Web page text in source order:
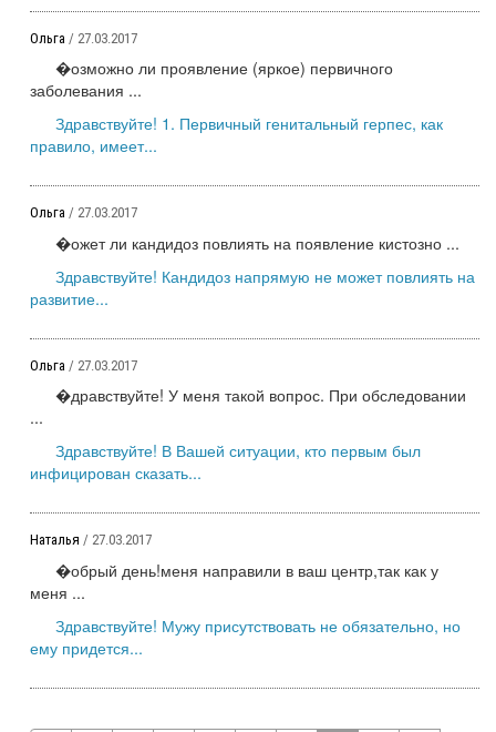
Ольга / 27.03.2017
�озможно ли проявление (яркое) первичного
заболевания ...
Здравствуйте! 1. Первичный генитальный герпес, как
правило, имеет...
Ольга / 27.03.2017
�ожет ли кандидоз повлиять на появление кистозно ...
Здравствуйте! Кандидоз напрямую не может повлиять на
развитие...
Ольга / 27.03.2017
�дравствуйте! У меня такой вопрос. При обследовании
...
Здравствуйте! В Вашей ситуации, кто первым был
инфицирован сказать...
Наталья / 27.03.2017
�обрый день!меня направили в ваш центр,так как у
меня ...
Здравствуйте! Мужу присутствовать не обязательно, но
ему придется...